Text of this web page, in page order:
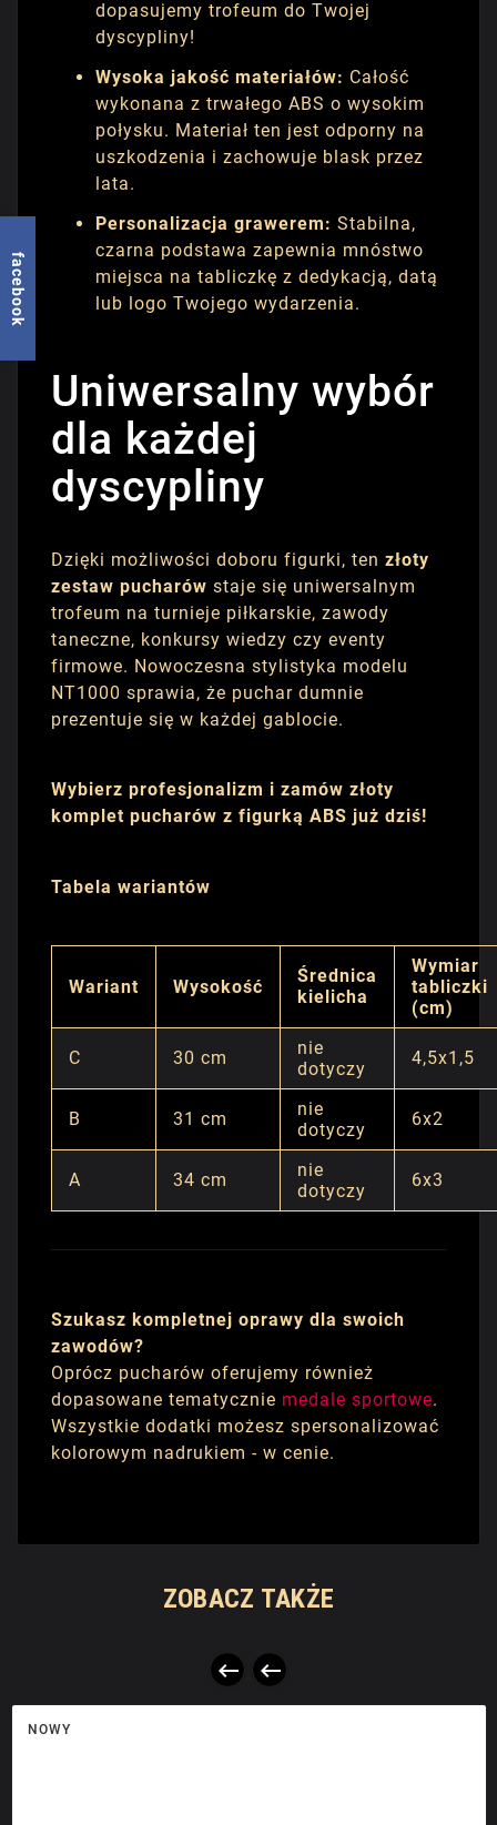
dopasujemy trofeum do Twojej
dyscypliny!
Wysoka jakość materiałów: Całość
wykonana z trwałego ABS o wysokim
połysku. Materiał ten jest odporny na
uszkodzenia i zachowuje blask przez
lata.
Personalizacja grawerem: Stabilna,
czarna podstawa zapewnia mnóstwo
miejsca na tabliczkę z dedykacją, datą
lub logo Twojego wydarzenia.
Uniwersalny wybór
dla każdej
dyscypliny
Dzięki możliwości doboru figurki, ten złoty
zestaw pucharów staje się uniwersalnym
trofeum na turnieje piłkarskie, zawody
taneczne, konkursy wiedzy czy eventy
firmowe. Nowoczesna stylistyka modelu
NT1000 sprawia, że puchar dumnie
prezentuje się w każdej gablocie.
Wybierz profesjonalizm i zamów złoty
komplet pucharów z figurką ABS już dziś!
Tabela wariantów
Wariant Wysokość
Średnica
kielicha
Wymiar
tabliczki
(cm)
C 30 cm
nie
dotyczy
4,5x1,5
B 31 cm
nie
dotyczy
6x2
A 34 cm
nie
dotyczy
6x3
Szukasz kompletnej oprawy dla swoich
zawodów?
Oprócz pucharów oferujemy również
dopasowane tematycznie medale sportowe.
Wszystkie dodatki możesz spersonalizować
kolorowym nadrukiem - w cenie.
ZOBACZ TAKŻE
 
NOWY
facebook